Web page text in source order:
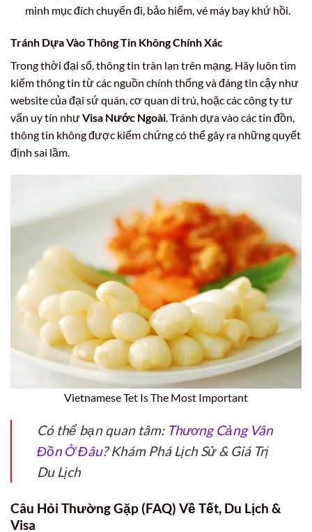
minh mục đích chuyến đi, bảo hiểm, vé máy bay khứ hồi.
Tránh Dựa Vào Thông Tin Không Chính Xác
Trong thời đại số, thông tin tràn lan trên mạng. Hãy luôn tìm
kiếm thông tin từ các nguồn chính thống và đáng tin cậy như
website của đại sứ quán, cơ quan di trú, hoặc các công ty tư
vấn uy tín nhưVisa Nước Ngoài . Tránh dựa vào các tin đồn,
thông tin không được kiểm chứng có thể gây ra những quyết
định sai lầm.
Vietnamese Tet Is The Most Important
Có thể bạn quan tâm: Thương Cảng Vân
Đồn Ở Đâu? Khám Phá Lịch Sử & Giá Trị
Du Lịch
Câu Hỏi Thường Gặp (FAQ) Về Tết, Du Lịch &
Visa